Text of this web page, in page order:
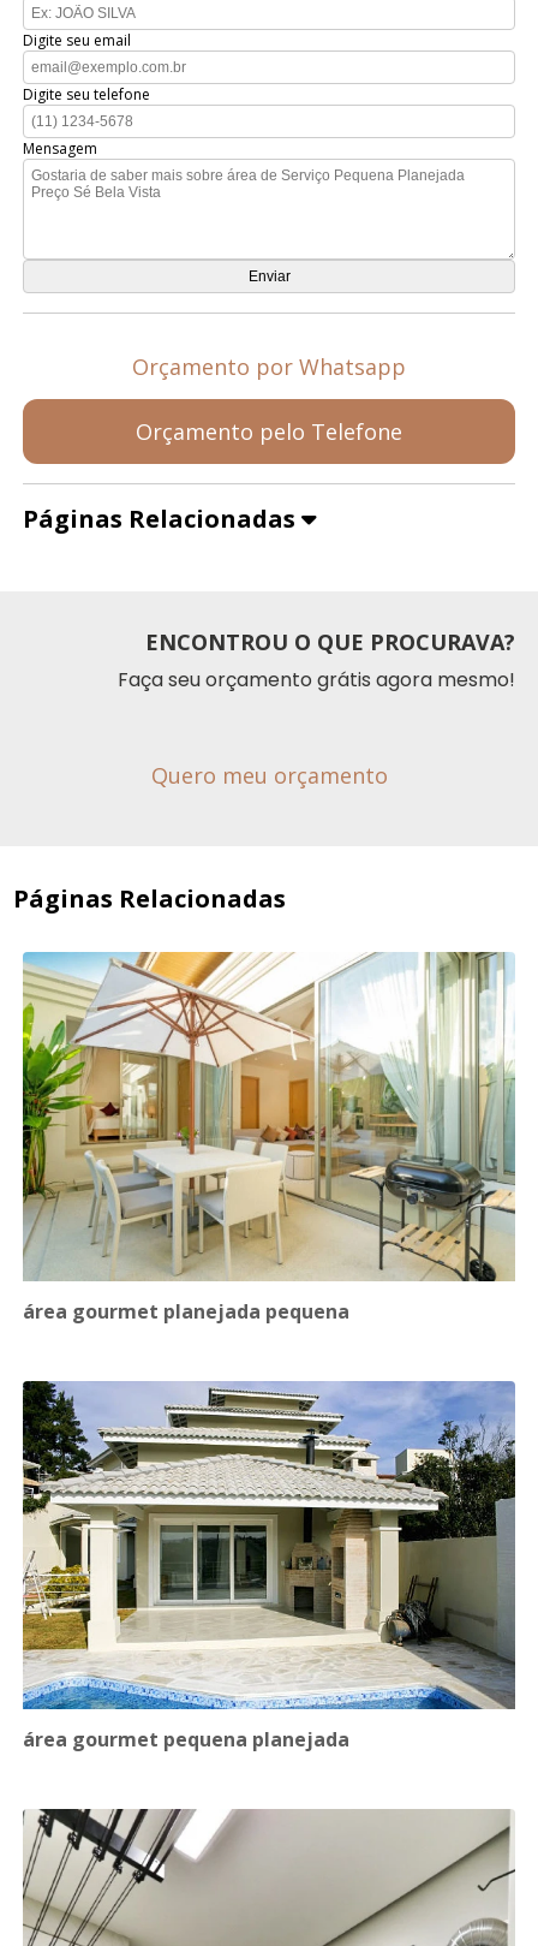
Digite seu email
Digite seu telefone
Mensagem
Orçamento por Whatsapp
Orçamento pelo Telefone
Páginas Relacionadas
ENCONTROU O QUE PROCURAVA?
Faça seu orçamento grátis agora mesmo!
Quero meu orçamento
Páginas Relacionadas
área gourmet planejada pequena
área gourmet pequena planejada